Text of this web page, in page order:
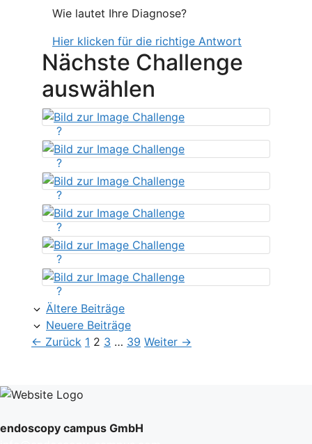
Wie lautet Ihre Diagnose?
Hier klicken für die richtige Antwort
Nächste Challenge
auswählen
?
?
?
?
?
?
Ältere Beiträge
Neuere Beiträge
← Zurück Seite
1 Seite
2 Seite
3 … Seite
39 Weiter →
endoscopy campus GmbH